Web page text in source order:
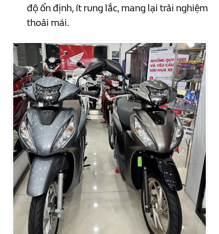
độ ổn định, ít rung lắc, mang lại trải nghiệm
thoải mái.